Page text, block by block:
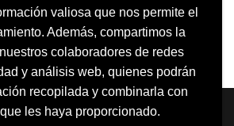
valiosa que nos permite el
Además, compartimos la
colaboradores de redes
y análisis web, quienes podrán
recopilada y combinarla con
les haya proporcionado.
AÑADIR AL CARRITO
gracias a WordPress